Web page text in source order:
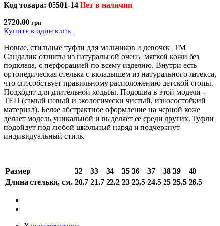
Код товара: 05501-14 Нет в наличии
2720.00 грн
Купить в один клик
Новые, стильные туфли для мальчиков и девочек ТМ
Сандалик отшиты из натуральной очень мягкой кожи без
подклада, с перфорацией по всему изделию. Внутри есть
ортопедическая стелька с вкладышем из натурального латекса,
что способствует правильному расположению детской стопы.
Подходят для длительной ходьбы. Подошва в этой модели -
ТЕП (самый новый и экологически чистый, износостойкий
материал). Белое абстрактное оформление на черной коже
делает модель уникальной и выделяет ее среди других. Туфли
подойдут под любой школьный наряд и подчеркнут
индивидуальный стиль.
Размер 32 33 34 35 36 37 38 39
40
Длина стельки, см. 20.7 21.7 22.2 23 23.5 24.5 25 25.5 26.5